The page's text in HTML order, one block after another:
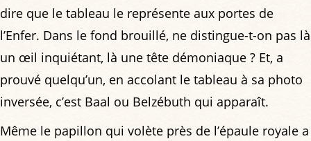
dire que le tableau le représente aux portes de
l’Enfer. Dans le fond brouillé, ne distingue-t-on pas là
un œil inquiétant, là une tête démoniaque ? Et, a
prouvé quelqu’un, en accolant le tableau à sa photo
inversée, c’est Baal ou Belzébuth qui apparaît.
Même le papillon qui volète près de l’épaule royale a